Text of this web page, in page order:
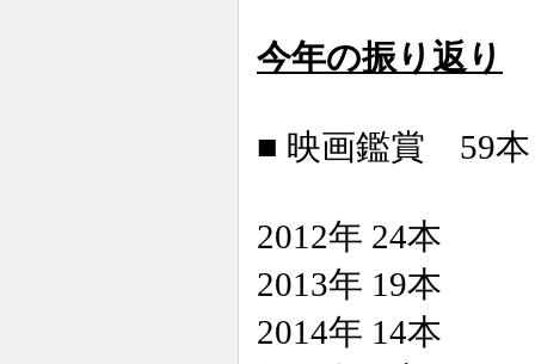
今年の振り返り
■ 映画鑑賞 59本
2012年 24本
2013年 19本
2014年 14本